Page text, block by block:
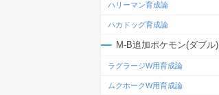
ハリーマン育成論
ハカドッグ育成論
M-B追加ポケモン(ダブル)
ラグラージW用育成論
ムクホークW用育成論